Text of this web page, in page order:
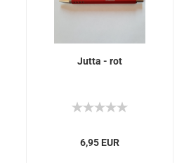
Jutta - rot
6,95 EUR